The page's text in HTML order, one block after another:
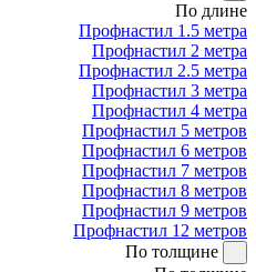
По длине
Профнастил 1.5 метра
Профнастил 2 метра
Профнастил 2.5 метра
Профнастил 3 метра
Профнастил 4 метра
Профнастил 5 метров
Профнастил 6 метров
Профнастил 7 метров
Профнастил 8 метров
Профнастил 9 метров
Профнастил 12 метров
По толщине